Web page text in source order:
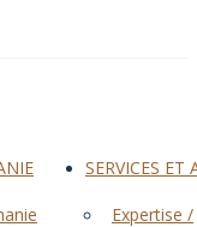
SERVICES ET
Expertise /